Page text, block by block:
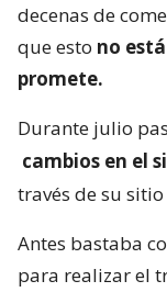
decenas de
que esto no
promete.
Durante julio
cambios en el
través de su sitio
Antes bastaba
para realizar el